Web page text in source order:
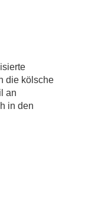
die kölsche
an
in den